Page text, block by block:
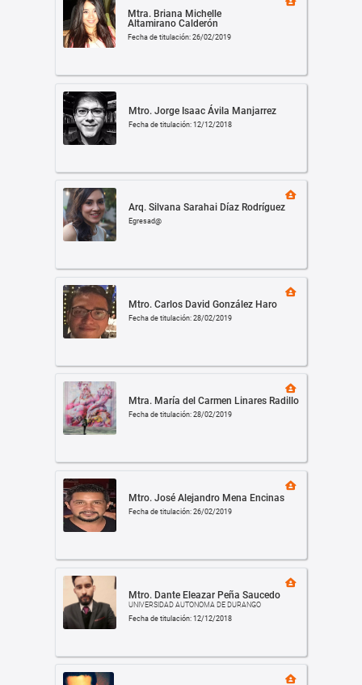
Mtra. Briana Michelle
Altamirano Calderón
Fecha de titulación: 26/02/2019
Mtro. Jorge Isaac Ávila Manjarrez
Fecha de titulación: 12/12/2018
Arq. Silvana Sarahai Díaz Rodríguez
Egresad@
Mtro. Carlos David González Haro
Fecha de titulación: 28/02/2019
Mtra. María del Carmen Linares Radillo
Fecha de titulación: 28/02/2019
Mtro. José Alejandro Mena Encinas
Fecha de titulación: 26/02/2019
Mtro. Dante Eleazar Peña Saucedo
UNIVERSIDAD AUTONOMA DE DURANGO
Fecha de titulación: 12/12/2018